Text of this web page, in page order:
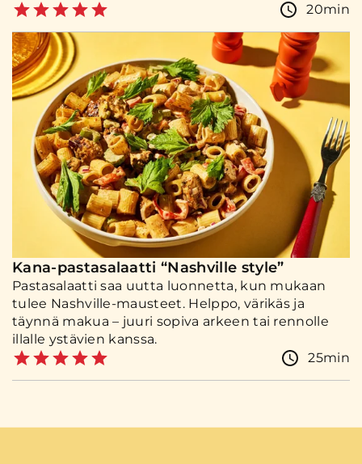
20min
Kana-pastasalaatti “Nashville style”
Pastasalaatti saa uutta luonnetta, kun mukaan
tulee Nashville-mausteet. Helppo, värikäs ja
täynnä makua – juuri sopiva arkeen tai rennolle
illalle ystävien kanssa.
25min